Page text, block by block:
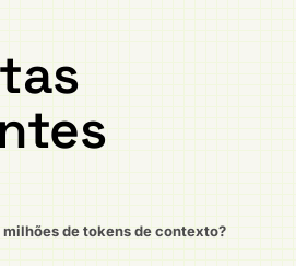
de tokens de contexto?